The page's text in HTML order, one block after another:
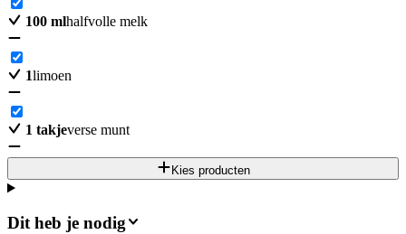
100 mlhalfvolle melk
1limoen
1 takjeverse munt
Kies producten
Dit heb je nodig